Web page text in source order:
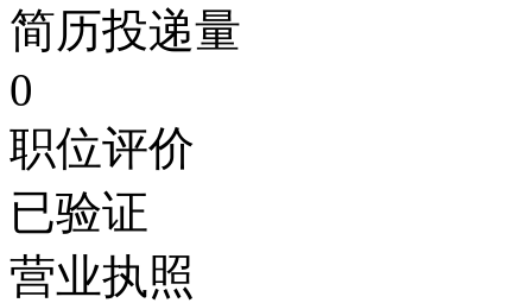
简历投递量
0
职位评价
已验证
营业执照